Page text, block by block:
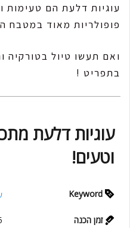
עוגיות דלעת הם טעימות
פופולריות מאוד במטבח
ואם תעשו טיול בטורקיה
בתפריט !
עוגיות דלעת
וטעים!
Keyword
זמן הכנה